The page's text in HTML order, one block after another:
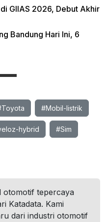
GIIAS 2026, Debut Akhir
Bandung Hari Ini, 6
#Mobil-listrik
hybrid #Sim
otomotif tepercaya
Katadata. Kami
dari industri otomotif